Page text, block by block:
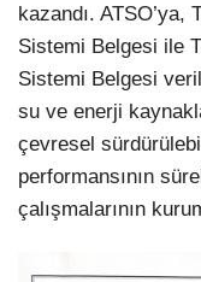
kazandı.
Sistemi Belgesi ile
Sistemi Belgesi
su ve enerji
çevresel
performansının
çalışmalarının